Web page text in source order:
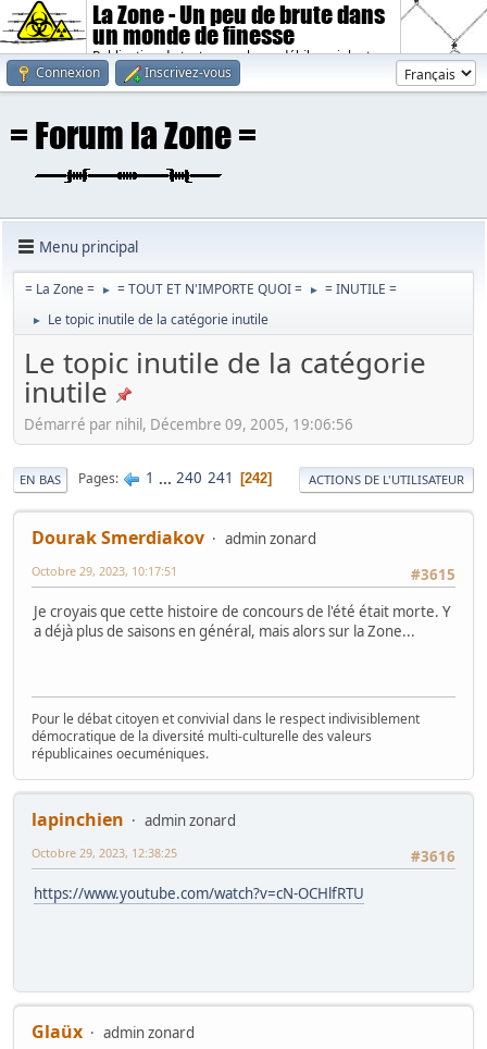
La Zone - Un peu de brute dans
un monde de finesse
Publication de textes sombres, débiles, violents.
Connexion
Inscrivez-vous
Menu principal
= La Zone = ► = TOUT ET N'IMPORTE QUOI = ► = INUTILE =
► Le topic inutile de la catégorie inutile
Le topic inutile de la catégorie
inutile
Démarré par nihil, Décembre 09, 2005, 19:06:56
EN BAS Pages 1 ... 240 241 242 ACTIONS DE L'UTILISATEUR
Dourak Smerdiakov
admin zonard
#3615
Octobre 29, 2023, 10:17:51
Je croyais que cette histoire de concours de l'été était morte. Y
a déjà plus de saisons en général, mais alors sur la Zone...
Pour le débat citoyen et convivial dans le respect indivisiblement
démocratique de la diversité multi-culturelle des valeurs
républicaines oecuméniques.
lapinchien
admin zonard
#3616
Octobre 29, 2023, 12:38:25
https://www.youtube.com/watch?v=cN-OCHlfRTU
Glaüx
admin zonard